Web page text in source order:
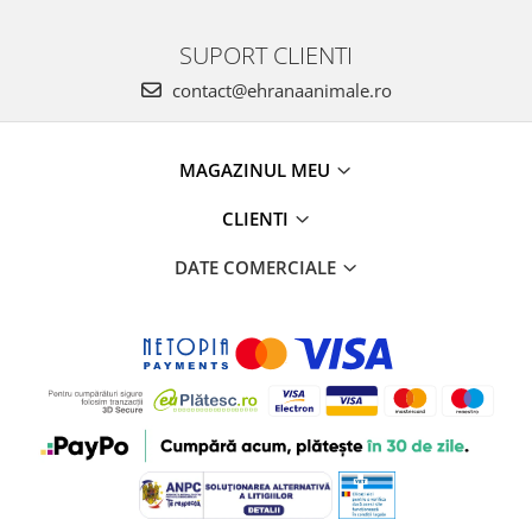
SUPORT CLIENTI
contact@ehranaanimale.ro
MAGAZINUL MEU
CLIENTI
DATE COMERCIALE